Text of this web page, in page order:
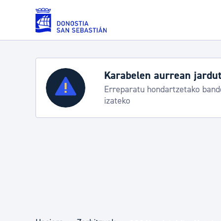
Eduki nagusira joan
Zerbitzuak
Errolda eta gai pertsonalak
Karabelen aurrean
Erreparatu hondartzetako
izateko